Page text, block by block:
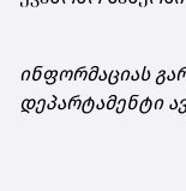
ინფორმაციას
დეპარტამენტი